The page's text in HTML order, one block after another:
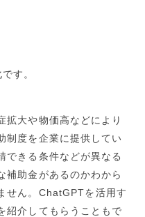
す。
拡大や物価高などにより
制度を企業に提供してい
できる条件などが異なる
補助金があるのかわから
せん。ChatGPTを活用す
紹介してもらうこともで